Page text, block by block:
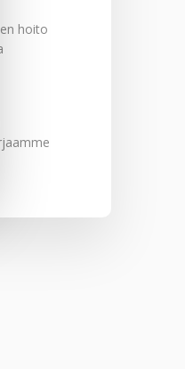
hoito